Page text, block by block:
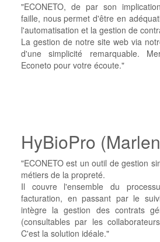
"ECONETO, de par son
faille, nous permet d'être en
l'automatisation et la gestion de
La gestion de notre site web via
d'une simplicité remarquable.
Econeto pour votre écoute."
HyBioPro
"ECONETO est un outil de gestion
métiers de la propreté.
Il couvre l'ensemble du
facturation, en passant par le
intègre la gestion des contrats
(consultables par les
C'est la solution idéale."